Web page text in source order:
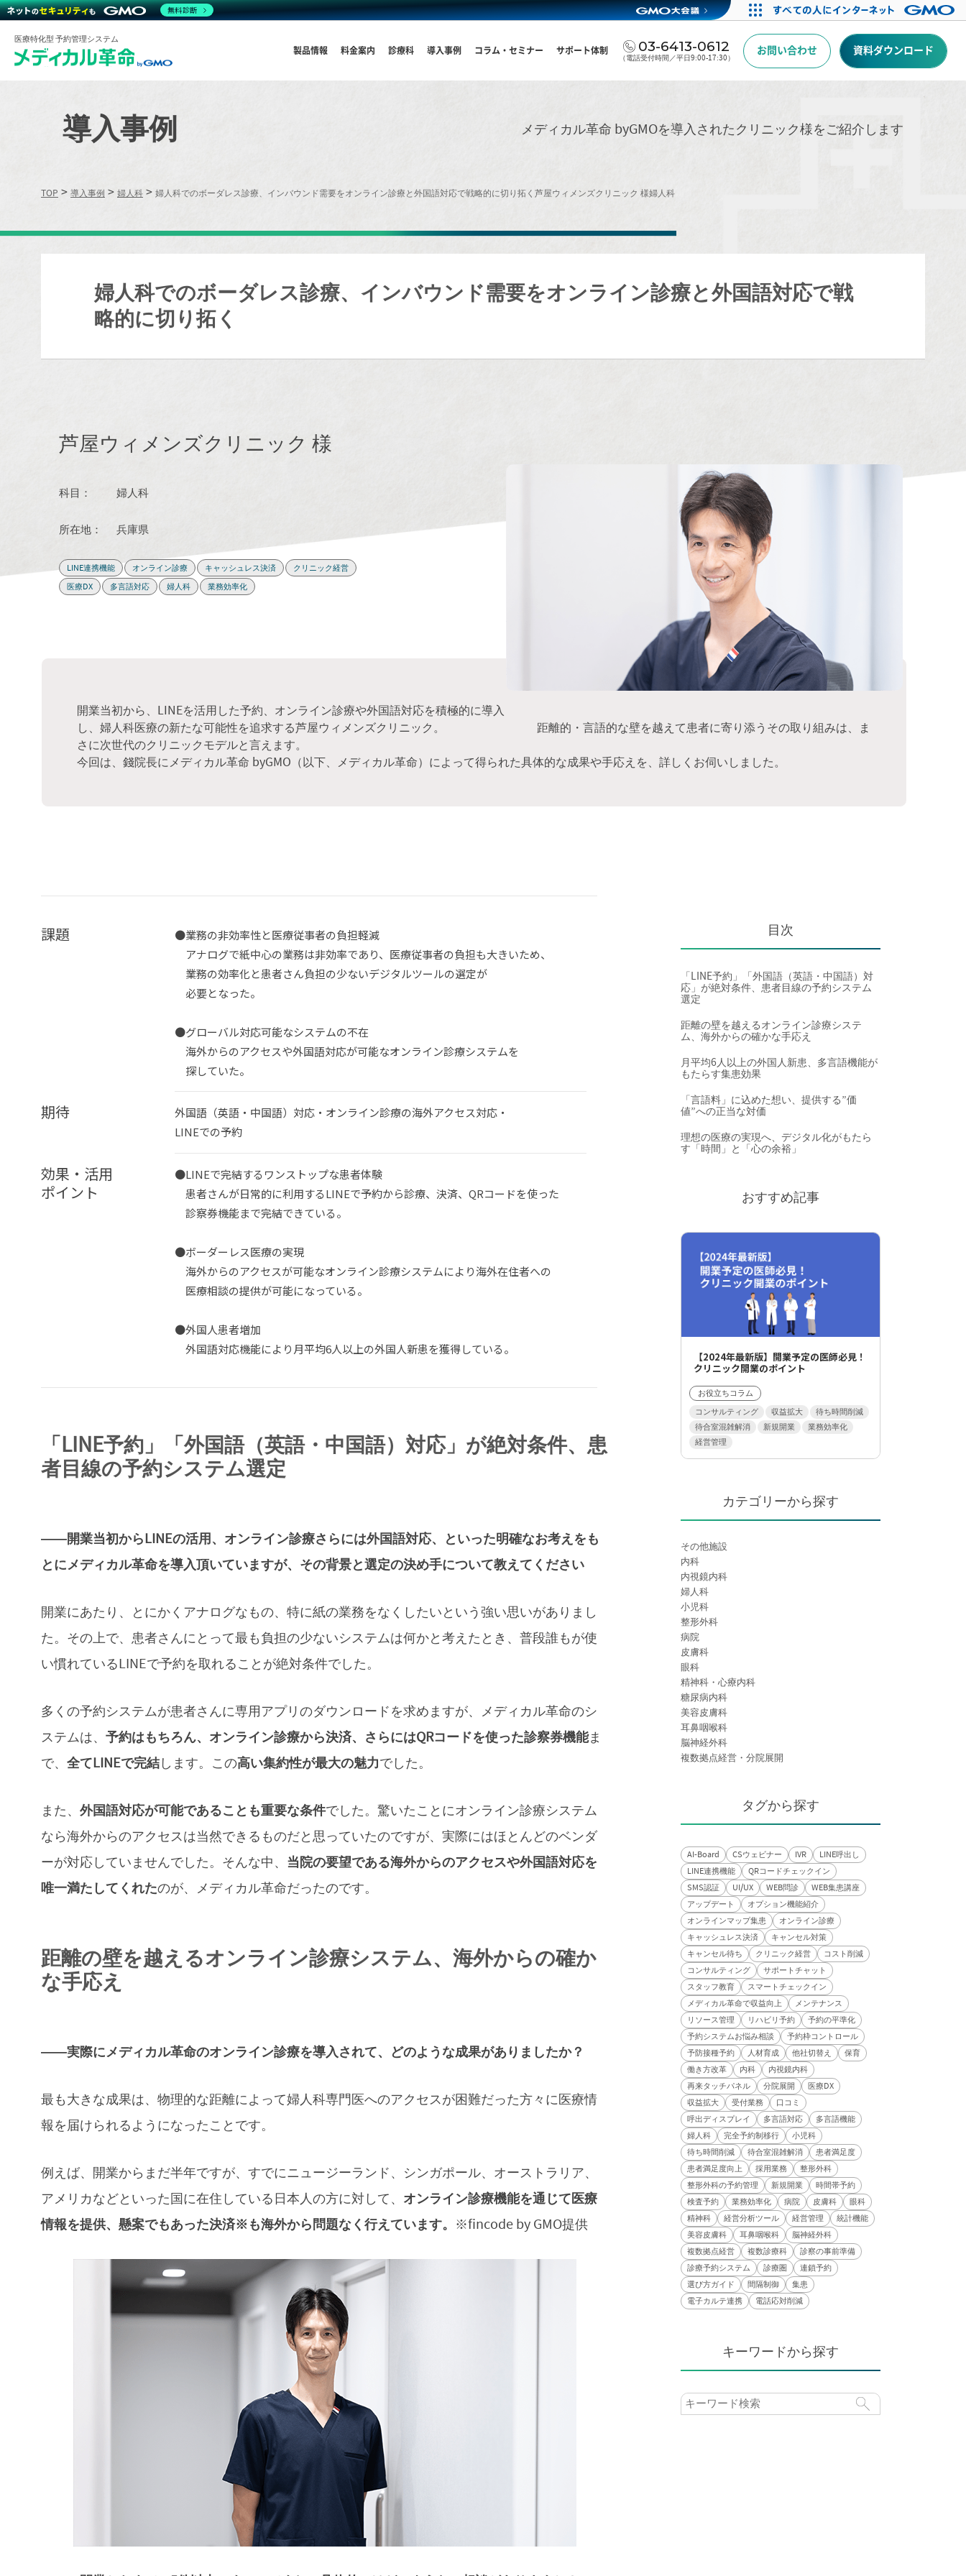
医療特化型 予約管理システム
製品情報 料金案内 診療科 導入事例 コラム・セミナー サポート体制 03-6413-0612
（電話受付時間／平日9:00-17:30）
お問い合わせ 資料ダウンロード
導入事例 メディカル革命 byGMOを導入されたクリニック様をご紹介します
TOP > 導入事例 > 婦人科 > 婦人科でのボーダレス診療、インバウンド需要をオンライン診療と外国語対応で戦略的に切り拓く 芦屋ウィメンズクリニック 様婦人科
婦人科でのボーダレス診療、インバウンド需要をオンライン診療と外国語対応で戦
略的に切り拓く
芦屋ウィメンズクリニック 様
科目： 婦人科
所在地： 兵庫県
LINE連携機能 オンライン診療 キャッシュレス決済
クリニック経営
医療DX
多言語対応 婦人科 業務効率化
開業当初から、LINEを活用した予約、オンライン診療や外国語対応を積極的に導入
し、婦人科医療の新たな可能性を追求する芦屋ウィメンズクリニック。 距離的・言語的な壁を越えて患者に寄り添うその取り組みは、ま
さに次世代のクリニックモデルと言えます。
今回は、錢院長にメディカル革命 byGMO（以下、メディカル革命）によって得られた具体的な成果や手応えを、詳しくお伺いしました。
課題 ●業務の非効率性と医療従事者の負担軽減
アナログで紙中心の業務は非効率であり、医療従事者の負担も大きいため、
業務の効率化と患者さん負担の少ないデジタルツールの選定が
必要となった。
●グローバル対応可能なシステムの不在
海外からのアクセスや外国語対応が可能なオンライン診療システムを
探していた。
期待
外国語（英語・中国語）対応・オンライン診療の海外アクセス対応・
LINEでの予約
効果・活用
ポイント
●LINEで完結するワンストップな患者体験
患者さんが日常的に利用するLINEで予約から診療、決済、QRコードを使った
診察券機能まで完結できている。
●ボーダーレス医療の実現
海外からのアクセスが可能なオンライン診療システムにより海外在住者への
医療相談の提供が可能になっている。
●外国人患者増加
外国語対応機能により月平均6人以上の外国人新患を獲得している。
「LINE予約」「外国語（英語・中国語）対応」が絶対条件、患
者目線の予約システム選定
――開業当初からLINEの活用、オンライン診療さらには外国語対応、といった明確なお考えをも
とにメディカル革命を導入頂いていますが、その背景と選定の決め手について教えてください
開業にあたり、とにかくアナログなもの、特に紙の業務をなくしたいという強い思いがありまし
た。その上で、患者さんにとって最も負担の少ないシステムは何かと考えたとき、普段誰もが使
い慣れているLINEで予約を取れることが絶対条件でした。
多くの予約システムが患者さんに専用アプリのダウンロードを求めますが、メディカル革命のシ
ステムは、 予約はもちろん、オンライン診療から決済、さらにはQRコードを使った診察券機能ま
で、 全てLINEで完結します。この高い集約性が最大の魅力でした。
また、 外国語対応が可能であることも重要な条件でした。驚いたことにオンライン診療システム
なら海外からのアクセスは当然できるものだと思っていたのですが、実際にはほとんどのベンダ
ーが対応していませんでした。そんな中、 当院の要望である海外からのアクセスや外国語対応を
唯一満たしてくれたのが、メディカル革命だったのです。
距離の壁を越えるオンライン診療システム、海外からの確か
な手応え
――実際にメディカル革命のオンライン診療を導入されて、どのような成果がありましたか？
最も大きな成果は、物理的な距離によって婦人科専門医へのアクセスが困難だった方々に医療情
報を届けられるようになったことです。
例えば、開業からまだ半年ですが、すでにニュージーランド、シンガポール、オーストラリア、
アメリカなどといった国に在住している日本人の方に対して、 オンライン診療機能を通じて医療
情報を提供、懸案でもあった決済※も海外から問題なく行えています。 ※fincode by GMO提供
目次
「LINE予約」「外国語（英語・中国語）対
応」が絶対条件、患者目線の予約システム
選定
距離の壁を越えるオンライン診療システ
ム、海外からの確かな手応え
月平均6人以上の外国人新患、多言語機能が
もたらす集患効果
「言語料」に込めた想い、提供する”価
値”への正当な対価
理想の医療の実現へ、デジタル化がもたら
す「時間」と「心の余裕」
おすすめ記事
【2024年最新版】開業予定の医師必見！
クリニック開業のポイント
お役立ちコラム
コンサルティング
収益拡大
待ち時間削減
待合室混雑解消
新規開業
業務効率化
経営管理
カテゴリーから探す
その他施設
内科
内視鏡内科
婦人科
小児科
整形外科
病院
皮膚科
眼科
精神科・心療内科
糖尿病内科
美容皮膚科
耳鼻咽喉科
脳神経外科
複数拠点経営・分院展開
タグから探す
AI-Board CSウェビナー IVR
LINE呼出し
LINE連携機能
QRコードチェックイン
SMS認証
UI/UX WEB問診
WEB集患講座
アップデート
オプション機能紹介
オンラインマップ集患
オンライン診療
キャッシュレス決済
キャンセル対策
キャンセル待ち
クリニック経営
コスト削減
コンサルティング
サポートチャット
スタッフ教育
スマートチェックイン
メディカル革命で収益向上
メンテナンス
リソース管理
リハビリ予約
予約の平準化
予約システムお悩み相談
予約枠コントロール
予防接種予約
人材育成 他社切替え
保育
働き方改革
内科
内視鏡内科
再来タッチパネル
分院展開
医療DX
収益拡大
受付業務
口コミ
呼出ディスプレイ
多言語対応
多言語機能
婦人科
完全予約制移行
小児科
待ち時間削減
待合室混雑解消
患者満足度
患者満足度向上
採用業務
整形外科
整形外科の予約管理
新規開業
時間帯予約
検査予約
業務効率化 病院 皮膚科
眼科
精神科
経営分析ツール 経営管理
統計機能
美容皮膚科
耳鼻咽喉科
脳神経外科
複数拠点経営
複数診療科
診察の事前準備
診療予約システム
診療圏
連鎖予約
選び方ガイド
間隔制御
集患
電子カルテ連携
電話応対削減
キーワードから探す
無料診断